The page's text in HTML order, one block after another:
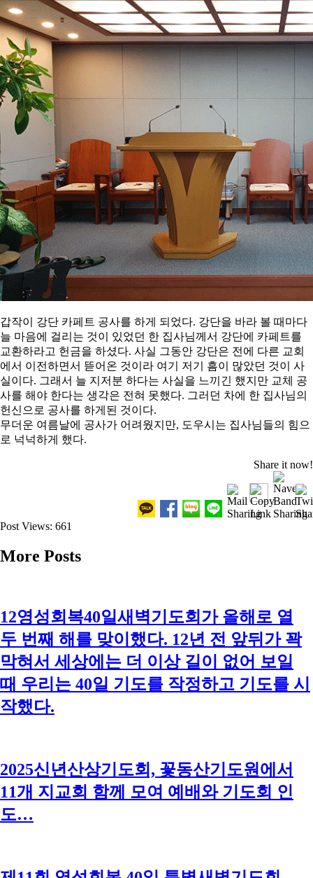
갑작이 강단 카페트 공사를 하게 되었다. 강단을 바라 볼 때마다
늘 마음에 걸리는 것이 있었던 한 집사님께서 강단에 카페트를
교환하라고 헌금을 하셨다. 사실 그동안 강단은 전에 다른 교회
에서 이전하면서 뜯어온 것이라 여기 저기 흠이 많았던 것이 사
실이다. 그래서 늘 지저분 하다는 사실을 느끼긴 했지만 교체 공
사를 해야 한다는 생각은 전혀 못했다. 그러던 차에 한 집사님의
헌신으로 공사를 하게된 것이다.
무더운 여름날에 공사가 어려웠지만, 도우시는 집사님들의 힘으
로 넉넉하게 했다.
Share it now!
Post Views: 661
More Posts
12영성회복40일새벽기도회가 올해로 열
두 번째 해를 맞이했다. 12년 전 앞뒤가 꽉
막혀서 세상에는 더 이상 길이 없어 보일
때 우리는 40일 기도를 작정하고 기도를 시
작했다.
2025신년산상기도회, 꽃동산기도원에서
11개 지교회 함께 모여 예배와 기도회 인
도…